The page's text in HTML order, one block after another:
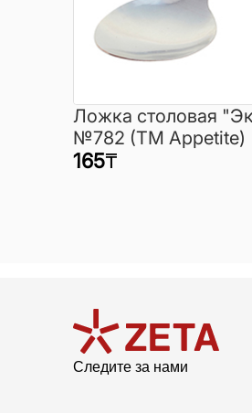
Ложка столовая
№782 (ТМ Appetite)
165₸
Следите за нами